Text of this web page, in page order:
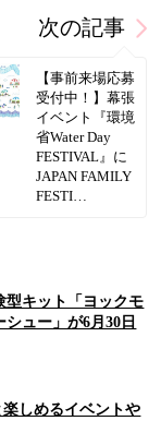
次の記事
【事前来場応募
受付中！】幕張
イベント『環境
省Water Day
FESTIVAL』に
JAPAN FAMILY
FESTI…
型キット「ヨックモ
ュー」が6月30日
楽しめるイベントや